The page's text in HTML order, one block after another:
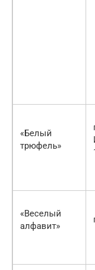
«Белый
трюфель»
«Веселый
алфавит»